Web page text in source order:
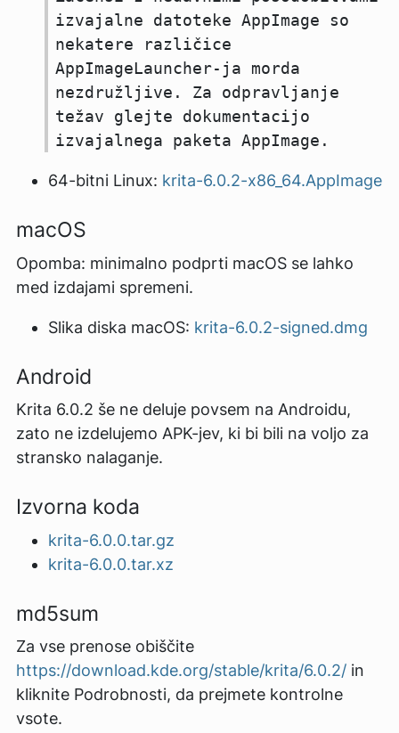
izvajalne datoteke AppImage so
nekatere različice
AppImageLauncher-ja morda
nezdružljive. Za odpravljanje
težav glejte dokumentacijo
izvajalnega paketa AppImage.
64-bitni Linux: krita-6.0.2-x86_64.AppImage
macOS
Opomba: minimalno podprti macOS se lahko
med izdajami spremeni.
Slika diska macOS: krita-6.0.2-signed.dmg
Android
Krita 6.0.2 še ne deluje povsem na Androidu,
zato ne izdelujemo APK-jev, ki bi bili na voljo za
stransko nalaganje.
Izvorna koda
krita-6.0.0.tar.gz
krita-6.0.0.tar.xz
md5sum
Za vse prenose obiščite
https://download.kde.org/stable/krita/6.0.2/ in
kliknite Podrobnosti, da prejmete kontrolne
vsote.